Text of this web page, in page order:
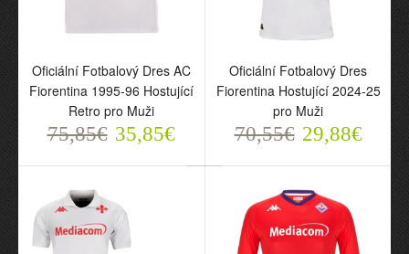
Hostující Retro pro Muži
75,85€
25 pro Muži
70,55€ 29,88€
Oficiální Fotbalový Dres AC
Fiorentina 1995-96 Hostující
Retro pro Muži
75,85€ 35,85€
Oficiální Fotbalový Dres
Fiorentina Hostující 2024-25
pro Muži
70,55€ 29,88€